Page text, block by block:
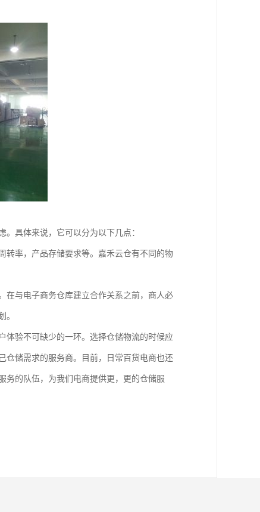
具体来说，它可以分为以下几点：
转率，产品存储要求等。嘉禾云仓有不同的物
在与电子商务仓库建立合作关系之前，商人必
。
体验不可缺少的一环。选择仓储物流的时候应
仓储需求的服务商。目前，日常百货电商也还
务的队伍，为我们电商提供更，更的仓储服